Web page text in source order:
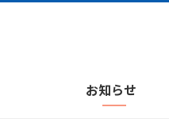
お知らせ